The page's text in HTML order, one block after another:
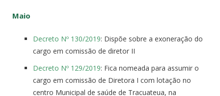
Maio
Decreto Nº 130/2019: Dispõe sobre a exoneração do
cargo em comissão de diretor II
Decreto Nº 129/2019: Fica nomeada para assumir o
cargo em comissão de Diretora I com lotação no
centro Municipal de saúde de Tracuateua, na